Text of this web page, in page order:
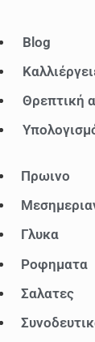
ΜενούBlog
Θρεπτική
ΜενούΠρωινο
Γλυκα
Ροφηματα
Σαλατες